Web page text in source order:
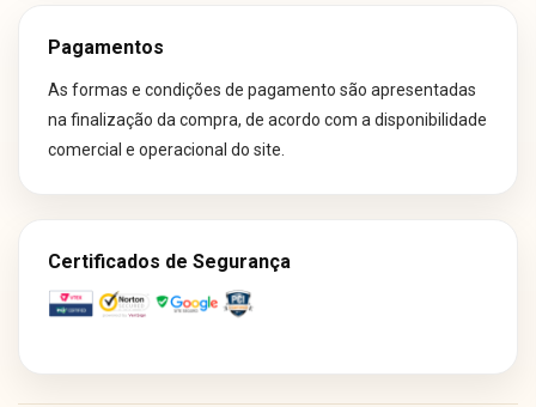
Pagamentos
As formas e condições de pagamento são apresentadas
na finalização da compra, de acordo com a disponibilidade
comercial e operacional do site.
Certificados de Segurança